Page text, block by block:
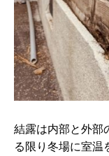
結露は内部と外部
る限り冬場に室温